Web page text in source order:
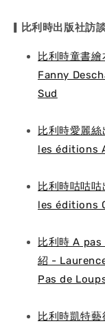
▎比利時出版社訪
比利時童書
Fanny
Sud
比利時愛麗
les éditions
比利時咕咕
les éditions
比利時 A
紹 -
Pas de
比利時凱特